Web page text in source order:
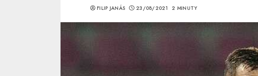
FILIP JANÁS 23/08/2021 2 MINUTY